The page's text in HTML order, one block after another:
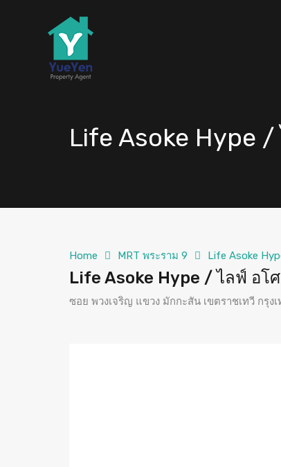
Life Asoke Hype
Home MRT พระราม 9 Life Asoke
Life Asoke Hype / ไลฟ์ อโ
ซอย พวงเจริญ แขวง มักกะสัน เขตราชเทวี กรุง